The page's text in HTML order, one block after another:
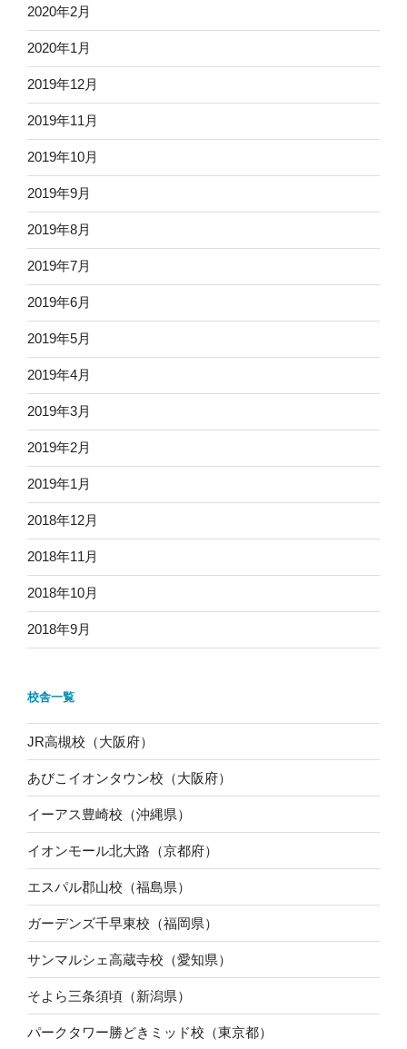
2020年2月
2020年1月
2019年12月
2019年11月
2019年10月
2019年9月
2019年8月
2019年7月
2019年6月
2019年5月
2019年4月
2019年3月
2019年2月
2019年1月
2018年12月
2018年11月
2018年10月
2018年9月
校舎一覧
JR高槻校（大阪府）
あびこイオンタウン校（大阪府）
イーアス豊崎校（沖縄県）
イオンモール北大路（京都府）
エスパル郡山校（福島県）
ガーデンズ千早東校（福岡県）
サンマルシェ高蔵寺校（愛知県）
そよら三条須頃（新潟県）
パークタワー勝どきミッド校（東京都）